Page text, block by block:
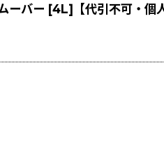
ーバー [4L]【代引不可・個